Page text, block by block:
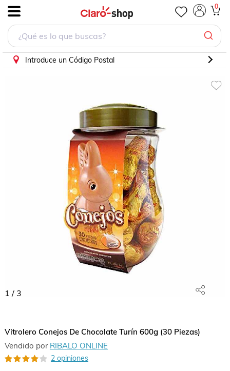
0
Introduce un Código Postal
1 / 3
Vitrolero Conejos De Chocolate Turín 600g (30 Piezas)
Vendido por RIBALO ONLINE
2 opiniones